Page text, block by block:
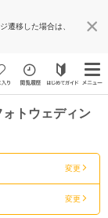
遷移した場合は、
ォトウェディン
変更
変更